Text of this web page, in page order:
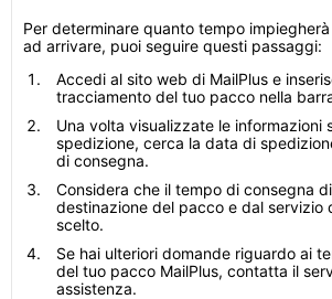
Per determinare quanto tempo
ad arrivare, puoi seguire questi passaggi:
Accedi al sito web di MailPlus e
tracciamento del tuo pacco nella
Una volta visualizzate le informazioni
spedizione, cerca la data di
di consegna.
Considera che il tempo di consegna
destinazione del pacco e dal servizio
scelto.
Se hai ulteriori domande riguardo ai
del tuo pacco MailPlus, contatta il
assistenza.